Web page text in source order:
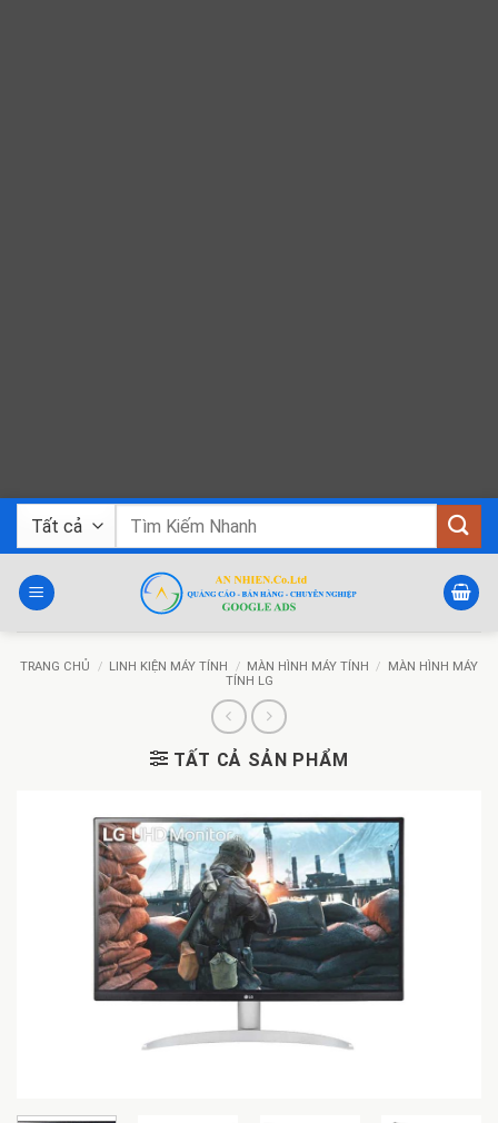
Bỏ
dung
Tìm
TRANG CHỦ / LINH KIỆN MÁY TÍNH / MÀN HÌNH MÁY TÍNH /
MÀN HÌNH MÁY
TÍNH LG
TẤT CẢ SẢN PHẨM